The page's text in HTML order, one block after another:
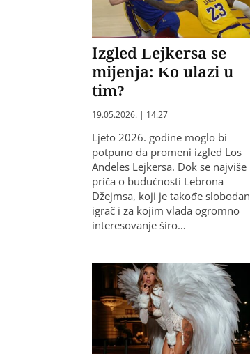
Izgled Lejkersa se
mijenja: Ko ulazi u
tim?
19.05.2026. | 14:27
Ljeto 2026. godine moglo bi
potpuno da promeni izgled Los
Anđeles Lejkersa. Dok se najviše
priča o budućnosti Lebrona
Džejmsa, koji je takođe slobodan
igrač i za kojim vlada ogromno
interesovanje širo…